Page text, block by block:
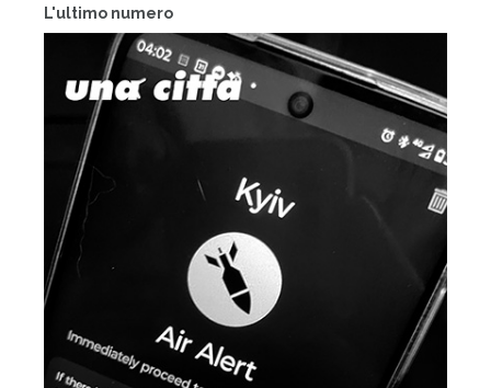
L'ultimo numero